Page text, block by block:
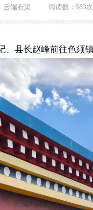
云端石渠 阅读数： 563次
、县长赵峰前往色须